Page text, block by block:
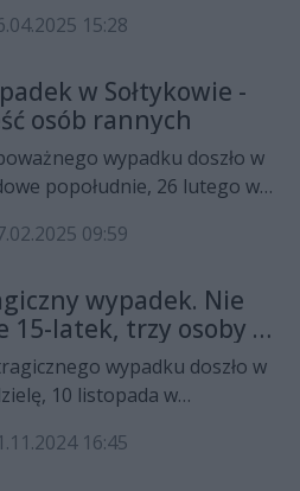
oraz uczniowie
15:28
w Sołtykowie -
osób rannych
wypadku doszło w
popołudnie, 26 lutego w
się tam dwa auta, sześć
09:59
wypadek. Nie
15-latek, trzy osoby w
wypadku doszło w
10 listopada w
stracił panowanie nad autem i
16:45